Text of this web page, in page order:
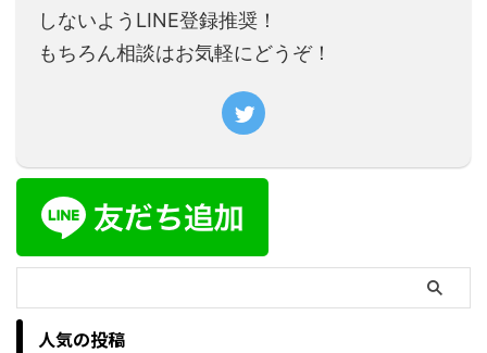
しないようLINE登録推奨！
もちろん相談はお気軽にどうぞ！
人気の投稿